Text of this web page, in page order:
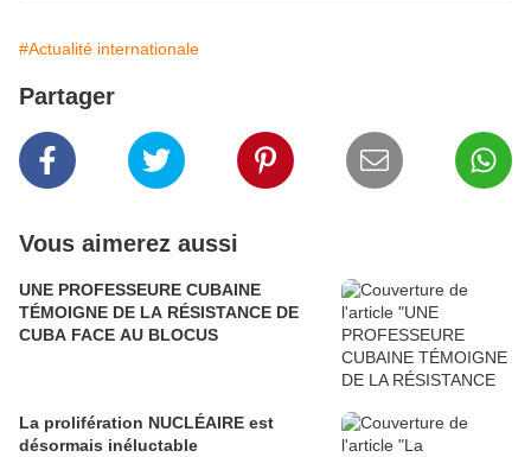
#Actualité internationale
Partager
Vous aimerez aussi
UNE PROFESSEURE CUBAINE
TÉMOIGNE DE LA RÉSISTANCE DE
CUBA FACE AU BLOCUS
La prolifération NUCLÉAIRE est
désormais inéluctable